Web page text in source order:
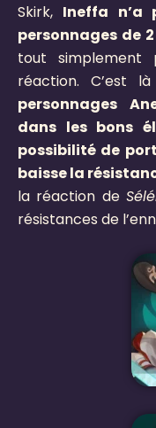
Skirk, Ineffa n’a
personnages de
tout simplement
réaction. C’est
personnages
dans les bons
possibilité de
baisse la
la réaction de
résistances de